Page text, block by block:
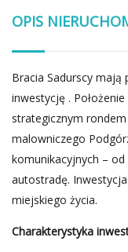
OPIS
Bracia Sadurscy mają
inwestycję .
strategicznym
malowniczego
komunikacyjnych –
autostradę.
miejskiego życia.
Charakterystyka